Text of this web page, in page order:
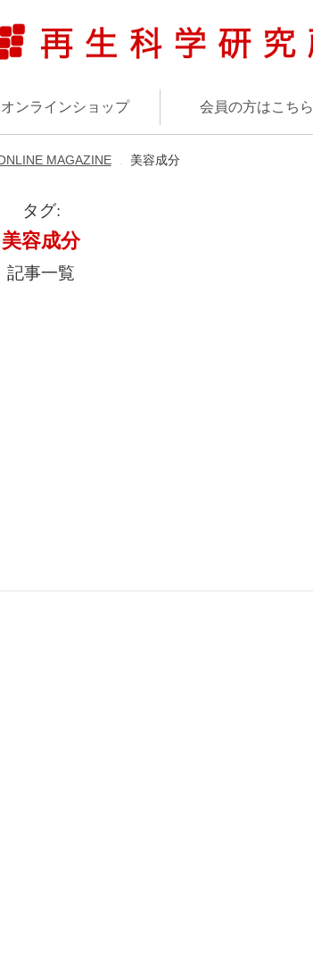
オンラインショップ 会員の方はこちら
MAGAZINE 美容成分
タグ:
美容成分
記事一覧